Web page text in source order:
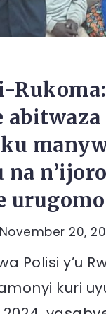
abitwaza
na n’ijoro
urugomo
November 20,
Polisi y’u
kuri